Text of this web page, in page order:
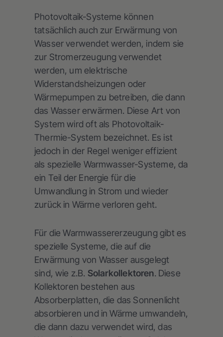
Photovoltaik-Systeme können
tatsächlich auch zur Erwärmung von
Wasser verwendet werden, indem sie
zur Stromerzeugung verwendet
werden, um elektrische
Widerstandsheizungen oder
Wärmepumpen zu betreiben, die dann
das Wasser erwärmen. Diese Art von
System wird oft als Photovoltaik-
Thermie-System bezeichnet. Es ist
jedoch in der Regel weniger effizient
als spezielle Warmwasser-Systeme, da
ein Teil der Energie für die
Umwandlung in Strom und wieder
zurück in Wärme verloren geht.
Für die Warmwassererzeugung gibt es
spezielle Systeme, die auf die
Erwärmung von Wasser ausgelegt
sind, wie z.B. Solarkollektoren. Diese
Kollektoren bestehen aus
Absorberplatten, die das Sonnenlicht
absorbieren und in Wärme umwandeln,
die dann dazu verwendet wird, das